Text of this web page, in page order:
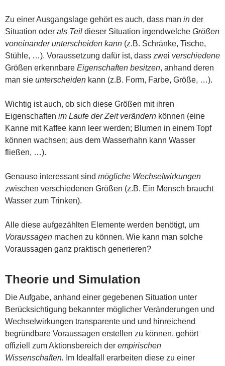
Zu einer Ausgangslage gehört es auch, dass man in der
Situation oder als Teil dieser Situation irgendwelche Größen
voneinander unterscheiden kann (z.B. Schränke, Tische,
Stühle, …). Voraussetzung dafür ist, dass zwei verschiedene
Größen erkennbare Eigenschaften besitzen, anhand deren
man sie unterscheiden kann (z.B. Form, Farbe, Größe, …).
Wichtig ist auch, ob sich diese Größen mit ihren
Eigenschaften im Laufe der Zeit verändern können (eine
Kanne mit Kaffee kann leer werden; Blumen in einem Topf
können wachsen; aus dem Wasserhahn kann Wasser
fließen, …).
Genauso interessant sind mögliche Wechselwirkungen
zwischen verschiedenen Größen (z.B. Ein Mensch braucht
Wasser zum Trinken).
Alle diese aufgezählten Elemente werden benötigt, um
Voraussagen machen zu können. Wie kann man solche
Voraussagen ganz praktisch generieren?
Theorie und Simulation
Die Aufgabe, anhand einer gegebenen Situation unter
Berücksichtigung bekannter möglicher Veränderungen und
Wechselwirkungen transparente und und hinreichend
begründbare Voraussagen erstellen zu können, gehört
offiziell zum Aktionsbereich der empirischen
Wissenschaften. Im Idealfall erarbeiten diese zu einer